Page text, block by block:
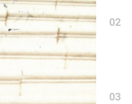
02
03